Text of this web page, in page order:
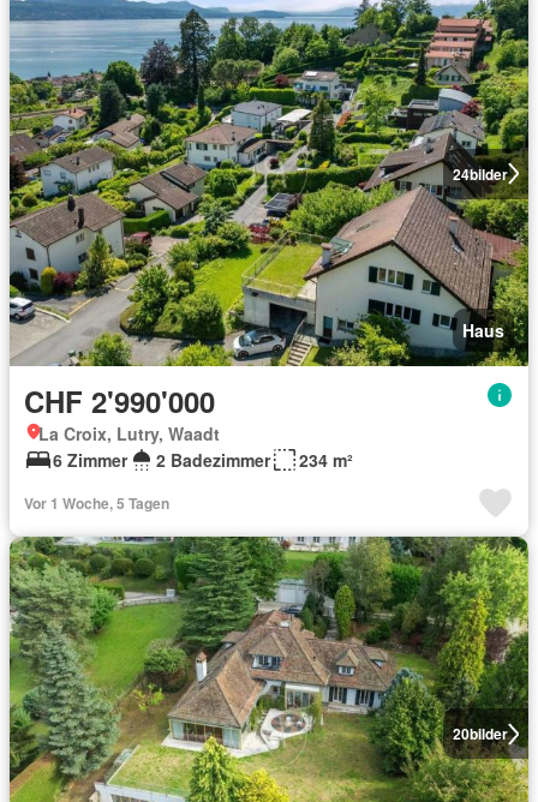
24bilder
Haus
CHF 2'990'000
La Croix, Lutry, Waadt
6 Zimmer
2 Badezimmer 234 m²
Vor 1 Woche, 5 Tagen
20bilder